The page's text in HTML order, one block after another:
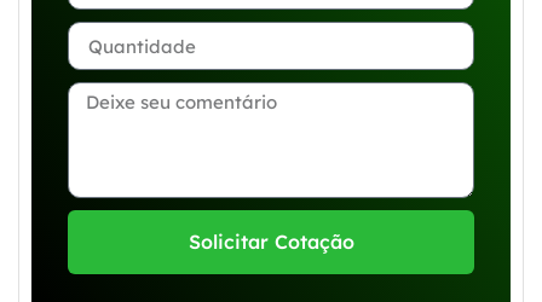
Solicitar Cotação